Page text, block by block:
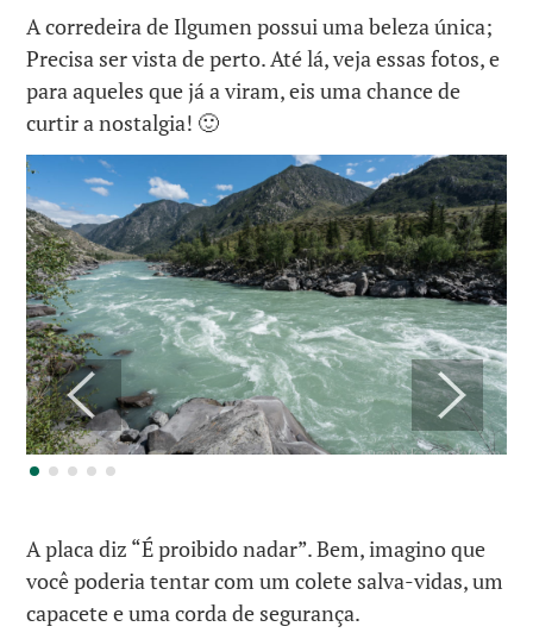
A corredeira de Ilgumen possui uma beleza única;
Precisa ser vista de perto. Até lá, veja essas fotos, e
para aqueles que já a viram, eis uma chance de
curtir a nostalgia! 🙂
A placa diz “É proibido nadar”. Bem, imagino que
você poderia tentar com um colete salva-vidas, um
capacete e uma corda de segurança.